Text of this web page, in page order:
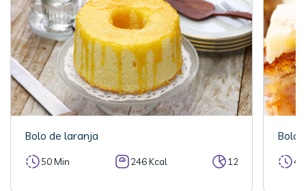
Bolo de laranja
50 Min 246 Kcal 12
Bolo